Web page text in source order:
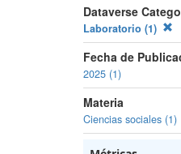
Dataverse
Laboratorio (1)
Fecha de
2025 (1)
Materia
Ciencias sociales (1)